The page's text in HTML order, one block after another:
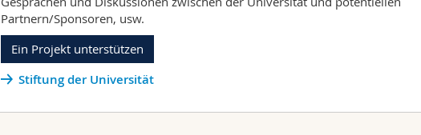
Partnern/Sponsoren, usw.
Ein Projekt unterstützen
Stiftung der Universität